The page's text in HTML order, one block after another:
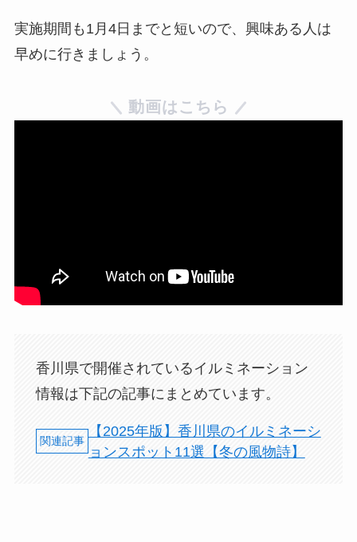
実施期間も1月4日までと短いので、興味ある人は
早めに行きましょう。
動画はこちら
香川県で開催されているイルミネーション
情報は下記の記事にまとめています。
【2025年版】香川県のイルミネーシ
ョンスポット11選【冬の風物詩】